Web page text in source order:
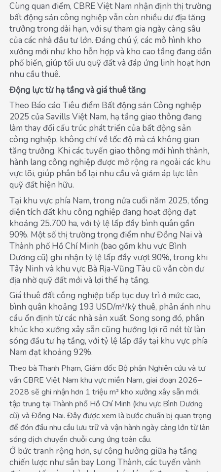
Cùng quan điểm, CBRE Việt Nam nhận định thị trường
bất động sản công nghiệp vẫn còn nhiều dư địa tăng
trưởng trong dài hạn, với sự tham gia ngày càng sâu
của các nhà đầu tư lớn. Đáng chú ý, các mô hình kho
xưởng mới như kho hỗn hợp và kho cao tầng đang dần
phổ biến, giúp tối ưu quỹ đất và đáp ứng linh hoạt hơn
nhu cầu thuê.
Động lực từ hạ tầng và giá thuê tăng
Theo Báo cáo Tiêu điểm Bất động sản Công nghiệp
2025 của Savills Việt Nam, hạ tầng giao thông đang
làm thay đổi cấu trúc phát triển của bất động sản
công nghiệp, không chỉ về tốc độ mà cả không gian
tăng trưởng. Khi các tuyến giao thông mới hình thành,
hành lang công nghiệp được mở rộng ra ngoài các khu
vực lõi, giúp phân bổ lại nhu cầu và giảm áp lực lên
quỹ đất hiện hữu.
Tại khu vực phía Nam, trong nửa cuối năm 2025, tổng
diện tích đất khu công nghiệp đang hoạt động đạt
khoảng 25.700 ha, với tỷ lệ lấp đầy bình quân gần
90%. Một số thị trường trọng điểm như Đồng Nai và
Thành phố Hồ Chí Minh (bao gồm khu vực Bình
Dương cũ) ghi nhận tỷ lệ lấp đầy vượt 90%, trong khi
Tây Ninh và khu vực Bà Rịa-Vũng Tàu cũ vẫn còn dư
địa nhờ quỹ đất mới và lợi thế hạ tầng.
Giá thuê đất công nghiệp tiếp tục duy trì ở mức cao,
bình quân khoảng 193 USD/m²/kỳ thuê, phản ánh nhu
cầu ổn định từ các nhà sản xuất. Song song đó, phân
khúc kho xưởng xây sẵn cũng hưởng lợi rõ nét từ làn
sóng đầu tư hạ tầng, với tỷ lệ lấp đầy tại khu vực phía
Nam đạt khoảng 92%.
Theo bà Thanh Phạm, Giám đốc Bộ phận Nghiên cứu và tư
vấn CBRE Việt Nam khu vực miền Nam, giai đoạn 2026–
2028 sẽ ghi nhận hơn 1 triệu m² kho xưởng xây sẵn mới,
tập trung tại Thành phố Hồ Chí Minh (khu vực Bình Dương
cũ) và Đồng Nai. Đây được xem là bước chuẩn bị quan trọng
để đón đầu nhu cầu lưu trữ và vận hành ngày càng lớn từ làn
sóng dịch chuyển chuỗi cung ứng toàn cầu.
Ở bức tranh rộng hơn, sự cộng hưởng giữa hạ tầng
chiến lược như sân bay Long Thành, các tuyến vành